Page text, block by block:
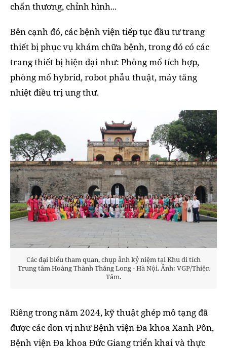
chấn thương, chỉnh hình...
Bên cạnh đó, các bệnh viện tiếp tục đầu tư trang
thiết bị phục vụ khám chữa bệnh, trong đó có các
trang thiết bị hiện đại như: Phòng mổ tích hợp,
phòng mổ hybrid, robot phẫu thuật, máy tăng
nhiệt điều trị ung thư.
Các đại biểu tham quan, chụp ảnh kỷ niệm tại Khu di tích
Trung tâm Hoàng Thành Thăng Long - Hà Nội. Ảnh: VGP/Thiện
Tâm.
Riêng trong năm 2024, kỹ thuật ghép mô tạng đã
được các dơn vị như Bệnh viện Đa khoa Xanh Pôn,
Bệnh viện Đa khoa Đức Giang triển khai và thực